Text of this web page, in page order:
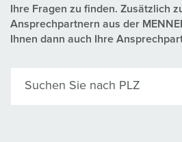
Ihre Fragen zu finden. Zusätzlich
Ansprechpartnern aus der
Ihnen dann auch Ihre
Suchen Sie nach PLZ